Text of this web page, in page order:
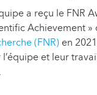
a reçu le FNR
Achievement »
(FNR) en
et leur